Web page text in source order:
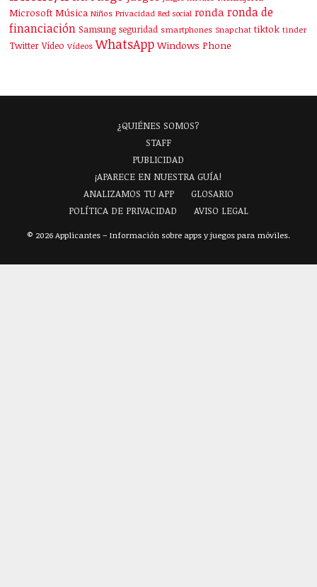
Microsoft Música Niños Privacidad Red social ronda ronda de
financiación Samsung seguridad smartphones Snapchat tiktok tinder
Twitter Vídeo Vídeos WhatsApp Windows Phone
¿QUIÉNES SOMOS?
STAFF
PUBLICIDAD
¡APARECE EN NUESTRA GUÍA!
ANALIZAMOS TU APP
GLOSARIO
POLÍTICA DE PRIVACIDAD
AVISO LEGAL
© 2026 Applicantes – Información sobre apps y juegos para móviles.